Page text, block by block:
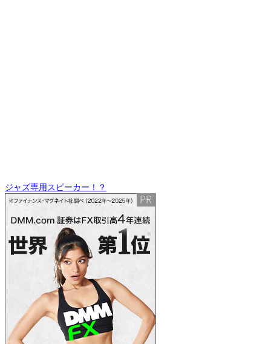
ジャズ専用スピーカー！？